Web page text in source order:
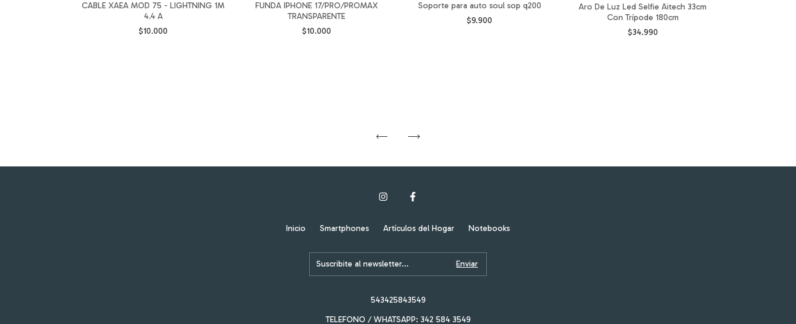
CABLE XAEA MOD 75 - LIGHTNING 1M
4.4 A
$10.000
FUNDA IPHONE 17/PRO/PROMAX
TRANSPARENTE
$10.000
Soporte para auto soul sop q200
$9.900
Aro De Luz Led Selfie Aitech 33cm
Con Trípode 180cm
$34.990
Inicio Smartphones Artículos del Hogar Notebooks
543425843549
TELEFONO / WHATSAPP: 342 584 3549